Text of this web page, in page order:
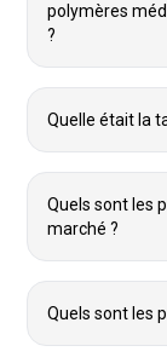
polymères
?
Quelle était la
Quels sont les
marché ?
Quels sont les